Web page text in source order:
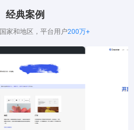
经典案例
国家和地区，平台用户200万+